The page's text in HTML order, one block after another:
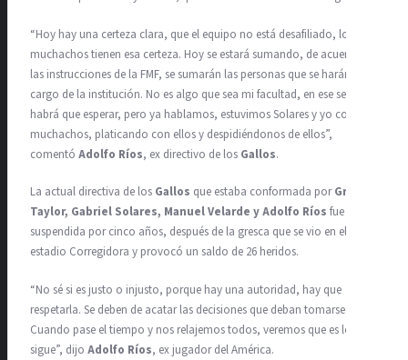
“Hoy hay una certeza clara, que el equipo no está desafiliado, los
muchachos tienen esa certeza. Hoy se estará sumando, de acuerdo a
las instrucciones de la FMF, se sumarán las personas que se harán
cargo de la institución. No es algo que sea mi facultad, en ese sentido
habrá que esperar, pero ya hablamos, estuvimos Solares y yo con los
muchachos, platicando con ellos y despidiéndonos de ellos”,
comentó Adolfo Ríos, ex directivo de los Gallos.
La actual directiva de los Gallos que estaba conformada porGreg
Taylor, Gabriel Solares, Manuel Velarde y Adolfo Ríos fue
suspendida por cinco años, después de la gresca que se vio en el
estadio Corregidora y provocó un saldo de 26 heridos.
“No sé si es justo o injusto, porque hay una autoridad, hay que
respetarla. Se deben de acatar las decisiones que deban tomarse.
Cuando pase el tiempo y nos relajemos todos, veremos que es lo que
sigue”, dijo Adolfo Ríos, ex jugador del América.